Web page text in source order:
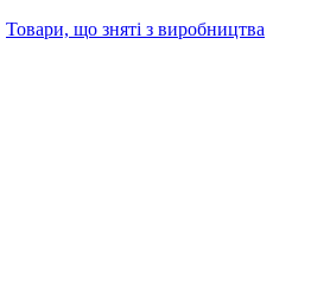
Товари, що зняті з виробництва